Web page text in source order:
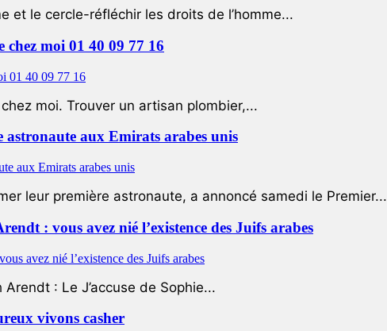
et le cercle-réfléchir les droits de l’homme...
moi 01 40 09 77 16
moi. Trouver un artisan plombier,...
aux Emirats arabes unis
leur première astronaute, a annoncé samedi le Premier...
: vous avez nié l’existence des Juifs arabes
: Le J’accuse de Sophie...
vivons casher